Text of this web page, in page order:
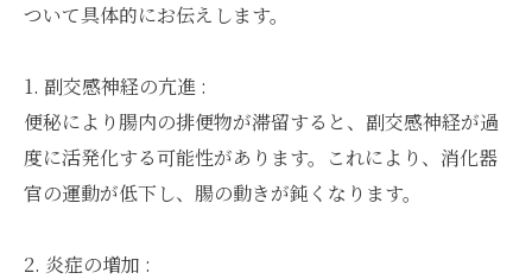
ついて具体的にお伝えします。
1. 副交感神経の亢進 :
便秘により腸内の排便物が滞留すると、副交感神経が過
度に活発化する可能性があります。これにより、消化器
官の運動が低下し、腸の動きが鈍くなります。
2. 炎症の増加 :